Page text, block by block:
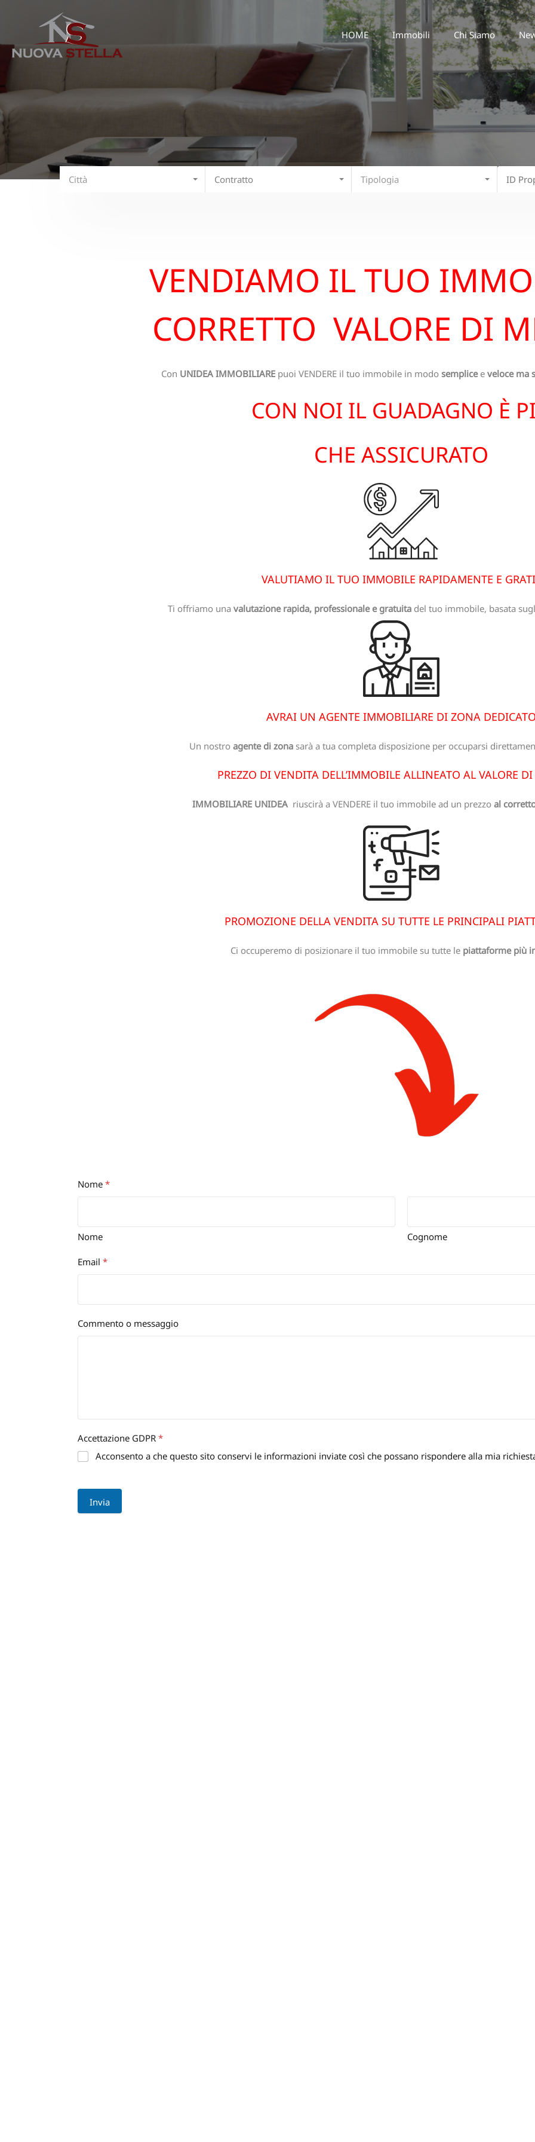
HOME Immobili Chi Siamo
HOME
Immobili Chi Siamo
Città Contratto Tipologia
VENDIAMO IL TUO
CORRETTO VALORE DI
Con UNIDEA IMMOBILIARE puoi VENDERE il tuo immobile in modo semplicee veloce ma
CON NOI IL GUADAGNO È
CHE ASSICURATO
VALUTIAMO IL TUO IMMOBILE RAPIDAMENTE E
Ti offriamo unavalutazione rapida, professionale e gratuitadel tuo immobile, basata
AVRAI UN AGENTE IMMOBILIARE DI ZONA
Un nostro agente di zonasarà a tua completa disposizione per occuparsi
PREZZO DI VENDITA DELL’IMMOBILE ALLINEATO AL VALORE
IMMOBILIARE UNIDEA riuscirà a VENDERE il tuo immobile ad un prezzoal
PROMOZIONE DELLA VENDITA SU TUTTE LE PRINCIPALI
Ci occuperemo di posizionare il tuo immobile su tutte le piattaforme più
Nome *
Nome Cognome
Email *
Commento o messaggio
Accettazione GDPR *
Acconsento a che questo sito conservi le informazioni inviate così che possano rispondere alla mia
Invia